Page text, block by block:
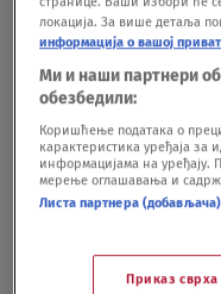
Poslovi koje su
firmama odnose se
kanalske mreže za
zemljišta u Inđiji,
U pitanju su četiri
локација. За више детаља
информација о вашој
Ми и наши партнери
обезбедили:
Коришћење података о
карактеристика уређаја
информацијама на уређају.
мерење оглашавања и
Листа партнера (добављача)
Приказ сврха